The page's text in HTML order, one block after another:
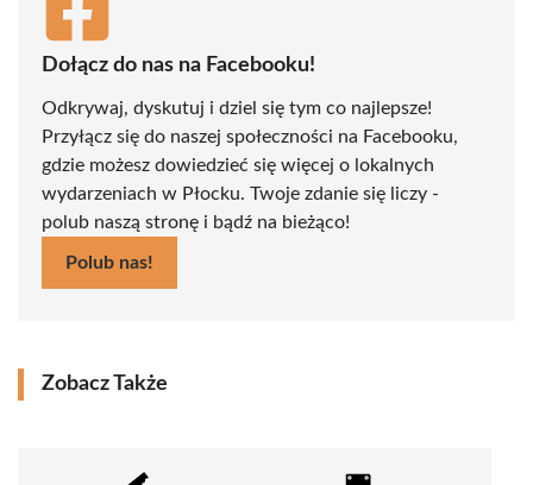
Dołącz do nas na Facebooku!
Odkrywaj, dyskutuj i dziel się tym co najlepsze!
Przyłącz się do naszej społeczności na Facebooku,
gdzie możesz dowiedzieć się więcej o lokalnych
wydarzeniach w Płocku. Twoje zdanie się liczy -
polub naszą stronę i bądź na bieżąco!
Polub nas!
Zobacz Także